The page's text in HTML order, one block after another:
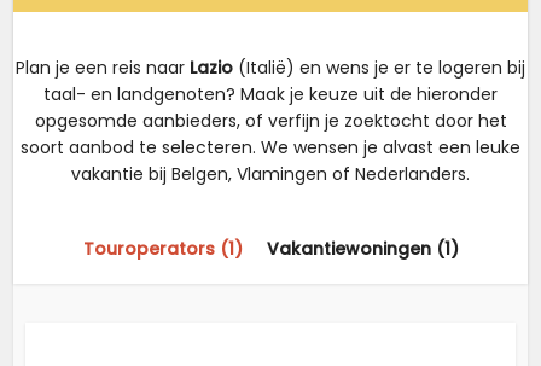
Plan je een reis naar Lazio (Italië) en wens je er te logeren bij
taal- en landgenoten? Maak je keuze uit de hieronder
opgesomde aanbieders, of verfijn je zoektocht door het
soort aanbod te selecteren. We wensen je alvast een leuke
vakantie bij Belgen, Vlamingen of Nederlanders.
Touroperators (1) Vakantiewoningen (1)